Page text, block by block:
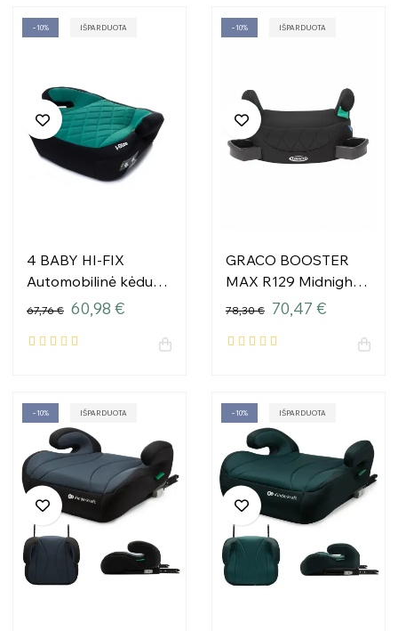
−10% IŠPARDUOTA
4 BABY HI-FIX
Automobilinė kėdutė
125-150cm TURKIJA I
67,76 € 60,98 €
−10% IŠPARDUOTA
GRACO BOOSTER
MAX R129 Midnight
(juoda) sėdynė
78,30 € 70,47 €
−10% IŠPARDUOTA −10% IŠPARDUOTA